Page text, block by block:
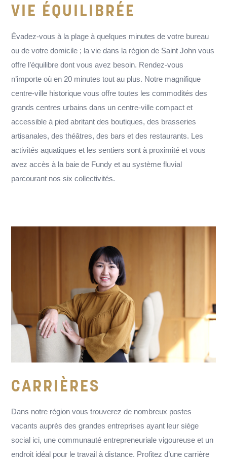
VIE ÉQUILIBRÉE
Évadez-vous à la plage à quelques minutes de votre bureau
ou de votre domicile ; la vie dans la région de Saint John vous
offre l’équilibre dont vous avez besoin. Rendez-vous
n’importe où en 20 minutes tout au plus. Notre magnifique
centre-ville historique vous offre toutes les commodités des
grands centres urbains dans un centre-ville compact et
accessible à pied abritant des boutiques, des brasseries
artisanales, des théâtres, des bars et des restaurants. Les
activités aquatiques et les sentiers sont à proximité et vous
avez accès à la baie de Fundy et au système fluvial
parcourant nos six collectivités.
CARRIÈRES
Dans notre région vous trouverez de nombreux postes
vacants auprès des grandes entreprises ayant leur siège
social ici, une communauté entrepreneuriale vigoureuse et un
endroit idéal pour le travail à distance. Profitez d’une carrière